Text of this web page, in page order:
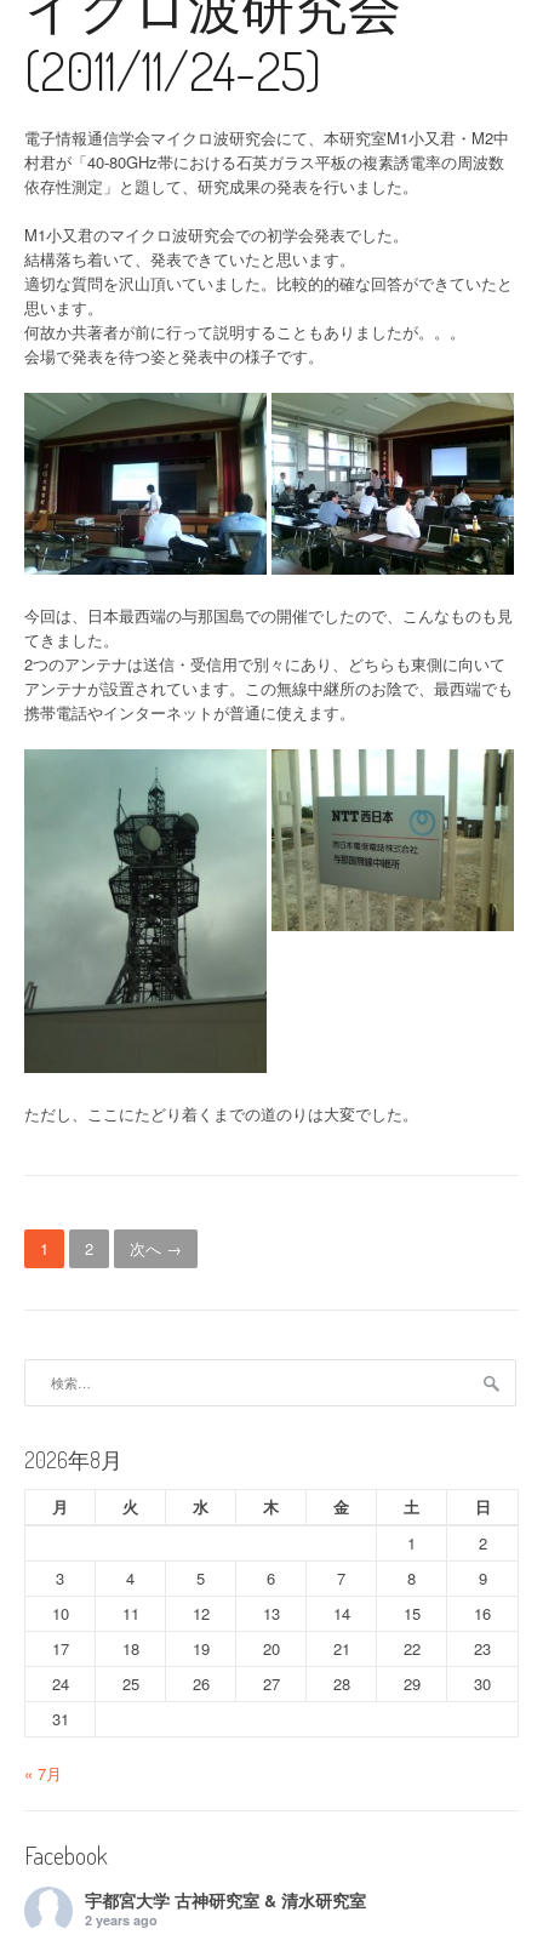
(2011/11/24-25)
電子情報通信学会マイクロ波研究会にて、本研究室M1小又君・M2中
村君が「40-80GHz帯における石英ガラス平板の複素誘電率の周波数
依存性測定」と題して、研究成果の発表を行いました。
M1小又君のマイクロ波研究会での初学会発表でした。
結構落ち着いて、発表できていたと思います。
適切な質問を沢山頂いていました。比較的的確な回答ができていたと
思います。
何故か共著者が前に行って説明することもありましたが。。。
会場で発表を待つ姿と発表中の様子です。
今回は、日本最西端の与那国島での開催でしたので、こんなものも見
てきました。
2つのアンテナは送信・受信用で別々にあり、どちらも東側に向いて
アンテナが設置されています。この無線中継所のお陰で、最西端でも
携帯電話やインターネットが普通に使えます。
ただし、ここにたどり着くまでの道のりは大変でした。
投
稿
ビ
ゲ
ー
シ
ン
1 2 次へ →
2026年8月
月 火 水 木 金 土
日
1
2
3
4 5 6 7 8
9
10
11 12 13 14 15
16
17
18 19 20 21 22
23
24
25 26 27 28 29
30
31
« 7月
Facebook
宇都宮大学 古神研究室 & 清水研究室
2 years ago